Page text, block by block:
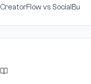
CreatorFlow vs SocialBu